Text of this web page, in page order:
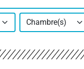
Chambre(s)